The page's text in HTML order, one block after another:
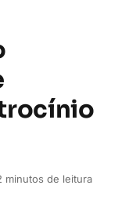
minutos de leitura